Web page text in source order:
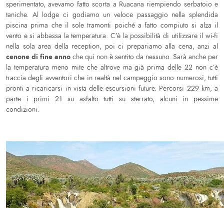
sperimentato, avevamo fatto scorta a Ruacana riempiendo serbatoio e
taniche. Al lodge ci godiamo un veloce passaggio nella splendida
piscina prima che il sole tramonti poiché a fatto compiuto si alza il
vento e si abbassa la temperatura. C’è la possibilità di utilizzare il wi-fi
nella sola area della reception, poi ci prepariamo alla cena, anzi al
cenone di fine anno che qui non è sentito da nessuno. Sarà anche per
la temperatura meno mite che altrove ma già prima delle 22 non c’è
traccia degli avventori che in realtà nel campeggio sono numerosi, tutti
pronti a ricaricarsi in vista delle escursioni future. Percorsi 229 km, a
parte i primi 21 su asfalto tutti su sterrato, alcuni in pessime
condizioni.